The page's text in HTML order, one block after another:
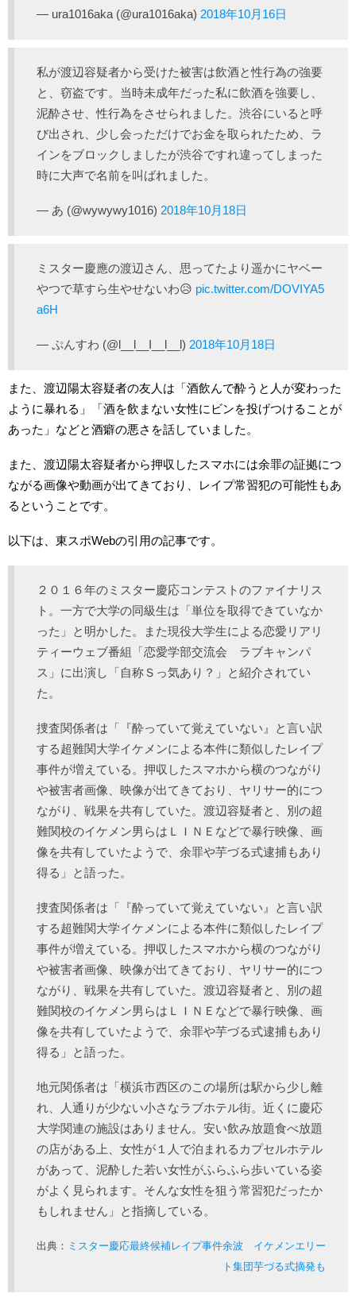
— ura1016aka (@ura1016aka) 2018年10月16日
私が渡辺容疑者から受けた被害は飲酒と性行為の強要
と、窃盗です。当時未成年だった私に飲酒を強要し、
泥酔させ、性行為をさせられました。渋谷にいると呼
び出され、少し会っただけでお金を取られたため、ラ
インをブロックしましたが渋谷ですれ違ってしまった
時に大声で名前を叫ばれました。
— あ (@wywywy1016) 2018年10月18日
ミスター慶應の渡辺さん、思ってたより遥かにヤベー
やつで草すら生やせないわ😥 pic.twitter.com/DOVIYA5
a6H
— ぷんすわ (@l__l__I__l__l) 2018年10月18日
また、渡辺陽太容疑者の友人は「酒飲んで酔うと人が変わった
ように暴れる」「酒を飲まない女性にビンを投げつけることが
あった」などと酒癖の悪さを話していました。
また、渡辺陽太容疑者から押収したスマホには余罪の証拠につ
ながる画像や動画が出てきており、レイプ常習犯の可能性もあ
るということです。
以下は、東スポWebの引用の記事です。
２０１６年のミスター慶応コンテストのファイナリス
ト。一方で大学の同級生は「単位を取得できていなか
った」と明かした。また現役大学生による恋愛リアリ
ティーウェブ番組「恋愛学部交流会 ラブキャンパ
ス」に出演し「自称Ｓっ気あり？」と紹介されてい
た。
捜査関係者は「『酔っていて覚えていない』と言い訳
する超難関大学イケメンによる本件に類似したレイプ
事件が増えている。押収したスマホから横のつながり
や被害者画像、映像が出てきており、ヤリサー的につ
ながり、戦果を共有していた。渡辺容疑者と、別の超
難関校のイケメン男らはＬＩＮＥなどで暴行映像、画
像を共有していたようで、余罪や芋づる式逮捕もあり
得る」と語った。
捜査関係者は「『酔っていて覚えていない』と言い訳
する超難関大学イケメンによる本件に類似したレイプ
事件が増えている。押収したスマホから横のつながり
や被害者画像、映像が出てきており、ヤリサー的につ
ながり、戦果を共有していた。渡辺容疑者と、別の超
難関校のイケメン男らはＬＩＮＥなどで暴行映像、画
像を共有していたようで、余罪や芋づる式逮捕もあり
得る」と語った。
地元関係者は「横浜市西区のこの場所は駅から少し離
れ、人通りが少ない小さなラブホテル街。近くに慶応
大学関連の施設はありません。安い飲み放題食べ放題
の店がある上、女性が１人で泊まれるカプセルホテル
があって、泥酔した若い女性がふらふら歩いている姿
がよく見られます。そんな女性を狙う常習犯だったか
もしれません」と指摘している。
出典： ミスター慶応最終候補レイプ事件余波 イケメンエリー
ト集団芋づる式摘発も